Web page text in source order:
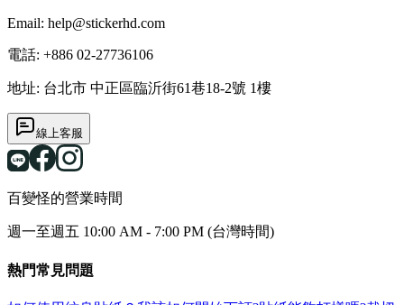
Email: help@stickerhd.com
電話: +886 02-27736106
地址: 台北市 中正區臨沂街61巷18-2號 1樓
線上客服
百變怪的營業時間
週一至週五 10:00 AM - 7:00 PM (台灣時間)
熱門常見問題